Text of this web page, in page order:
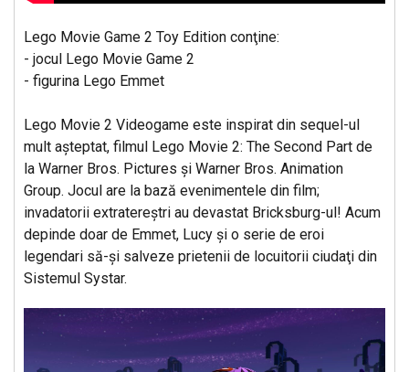
Lego Movie Game 2 Toy Edition conţine:
- jocul Lego Movie Game 2
- figurina Lego Emmet
Lego Movie 2 Videogame este inspirat din sequel-ul
mult aşteptat, filmul Lego Movie 2: The Second Part de
la Warner Bros. Pictures şi Warner Bros. Animation
Group. Jocul are la bază evenimentele din film;
invadatorii extratereştri au devastat Bricksburg-ul! Acum
depinde doar de Emmet, Lucy şi o serie de eroi
legendari să-şi salveze prietenii de locuitorii ciudaţi din
Sistemul Systar.